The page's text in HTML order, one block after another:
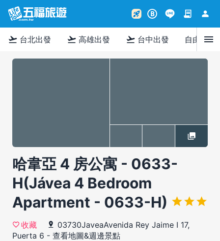
rocket_launch B contract person
flight_takeoff 台北出發 flight_takeoff 高雄出發 flight_takeoff 台中出發 自由行menu
哈韋亞 4 房公寓 - 0633-
H(Jávea 4 Bedroom
Apartment - 0633-H)
收藏
03730JaveaAvenida Rey Jaime I 17,
Puerta 6 - 查看地圖&週邊景點